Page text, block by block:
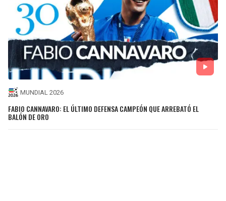
MUNDIAL 2026
FABIO CANNAVARO: EL ÚLTIMO DEFENSA CAMPEÓN QUE ARREBATÓ EL
BALÓN DE ORO